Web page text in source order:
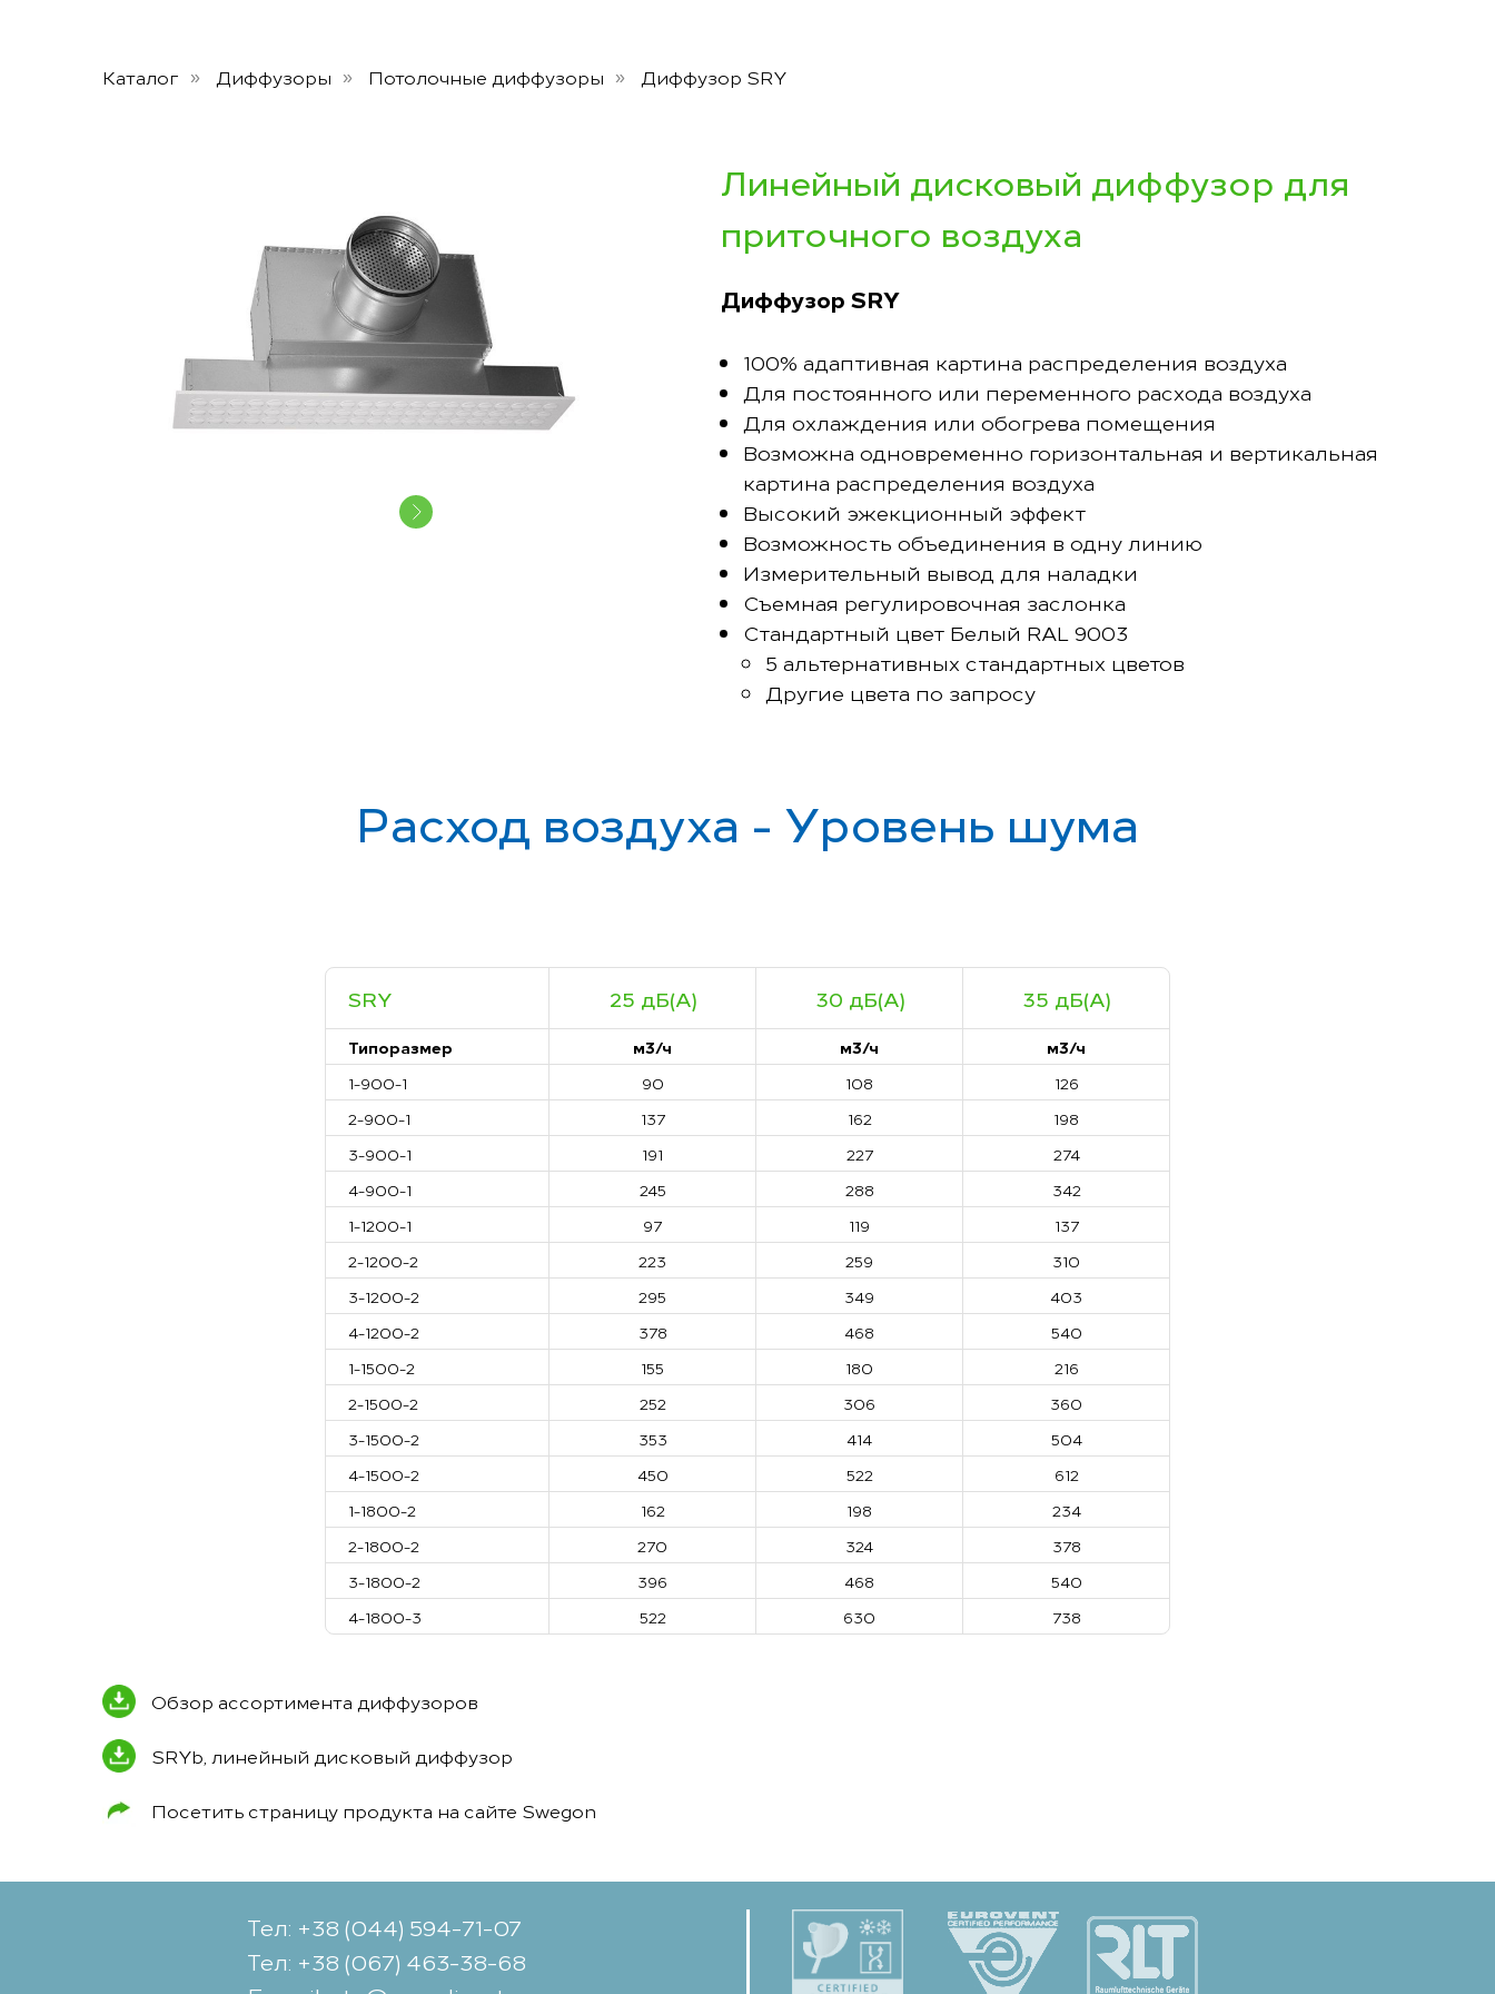
Каталог » Диффузоры » Потолочные диффузоры » Диффузор SRY
Линейный дисковый диффузор для
приточного воздуха
Диффузор SRY
100% адаптивная картина распределения воздуха
Для постоянного или переменного расхода воздуха
Для охлаждения или обогрева помещения
Возможна одновременно горизонтальная и вертикальная
картина распределения воздуха
Высокий эжекционный эффект
Возможность объединения в одну линию
Измерительный вывод для наладки
Съемная регулировочная заслонка
Стандартный цвет Белый RAL 9003
5 альтернативных стандартных цветов
Другие цвета по запросу
Расход воздуха - Уровень шума
SRY 25 дБ(А) 30 дБ(А) 35 дБ(А)
Типоразмер м3/ч м3/ч
м3/ч
1-900-1
90 108
126
2-900-1
137 162
198
3-900-1
191 227
274
4-900-1
245 288
342
1-1200-1
97 119
137
2-1200-2
223 259
310
3-1200-2
295 349
403
4-1200-2
378 468
540
1-1500-2
155 180
216
2-1500-2
252 306
360
3-1500-2
353 414
504
4-1500-2
450 522
612
1-1800-2
162 198
234
2-1800-2
270 324
378
3-1800-2
396 468
540
4-1800-3
522 630 738
Обзор ассортимента диффузоров
SRYb, линейный дисковый диффузор
Посетить страницу продукта на сайте Swegon
Тел: +38 (044) 594-71-07
Тел: +38 (067) 463-38-68